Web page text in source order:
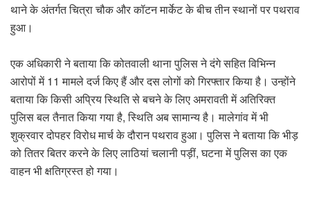
थाने के अंतर्गत चित्रा चौक और कॉटन मार्केट के बीच तीन स्थानों पर पथराव
हुआ।
एक अधिकारी ने बताया कि कोतवाली थाना पुलिस ने दंगे सहित विभिन्न
आरोपों में 11 मामले दर्ज किए हैं और दस लोगों को गिरफ्तार किया है। उन्होंने
बताया कि किसी अप्रिय स्थिति से बचने के लिए अमरावती में अतिरिक्त
पुलिस बल तैनात किया गया है, स्थिति अब सामान्य है। मालेगांव में भी
शुक्रवार दोपहर विरोध मार्च के दौरान पथराव हुआ। पुलिस ने बताया कि भीड़
को तितर बितर करने के लिए लाठियां चलानी पड़ीं, घटना में पुलिस का एक
वाहन भी क्षतिग्रस्त हो गया।